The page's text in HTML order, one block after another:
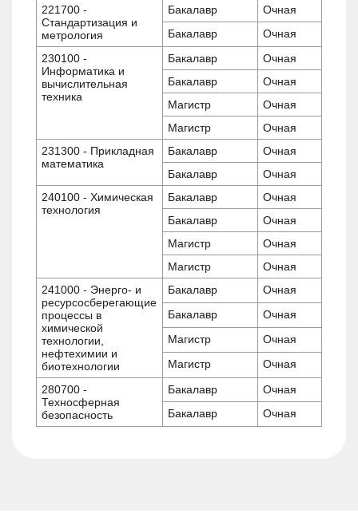
221700 -
Стандартизация и
метрология
Бакалавр
Очная
Бакалавр
Очная
230100 -
Информатика и
вычислительная
техника
Бакалавр
Очная
Бакалавр
Очная
Магистр
Очная
Магистр
Очная
231300 - Прикладная
математика
Бакалавр
Очная
Бакалавр
Очная
240100 - Химическая
технология
Бакалавр
Очная
Бакалавр
Очная
Магистр
Очная
Магистр
Очная
241000 - Энерго- и
ресурсосберегающие
процессы в
химической
технологии,
нефтехимии и
биотехнологии
Бакалавр
Очная
Бакалавр
Очная
Магистр
Очная
Магистр
Очная
280700 -
Техносферная
безопасность
Бакалавр
Очная
Бакалавр
Очная